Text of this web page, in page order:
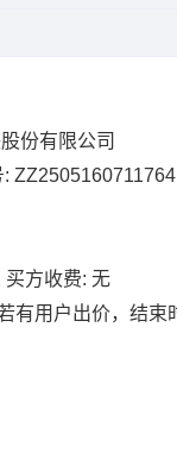
份有限公司
ZZ2505160711764
买方收费: 无
有用户出价，结